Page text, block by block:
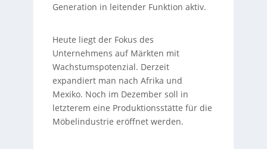
Generation in leitender Funktion aktiv.
Heute liegt der Fokus des
Unternehmens auf Märkten mit
Wachstumspotenzial. Derzeit
expandiert man nach Afrika und
Mexiko. Noch im Dezember soll in
letzterem eine Produktionsstätte für die
Möbelindustrie eröffnet werden.